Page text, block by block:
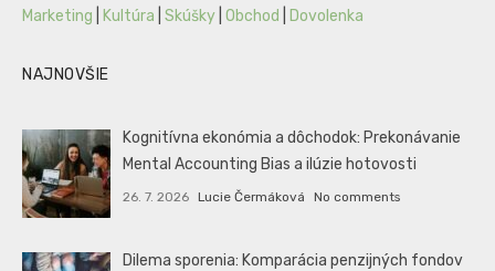
Marketing
Kultúra Skúšky Obchod Dovolenka
NAJNOVŠIE
Kognitívna ekonómia a dôchodok: Prekonávanie
Mental Accounting Bias a ilúzie hotovosti
26. 7. 2026 Lucie Čermáková No comments
Dilema sporenia: Komparácia penzijných fondov